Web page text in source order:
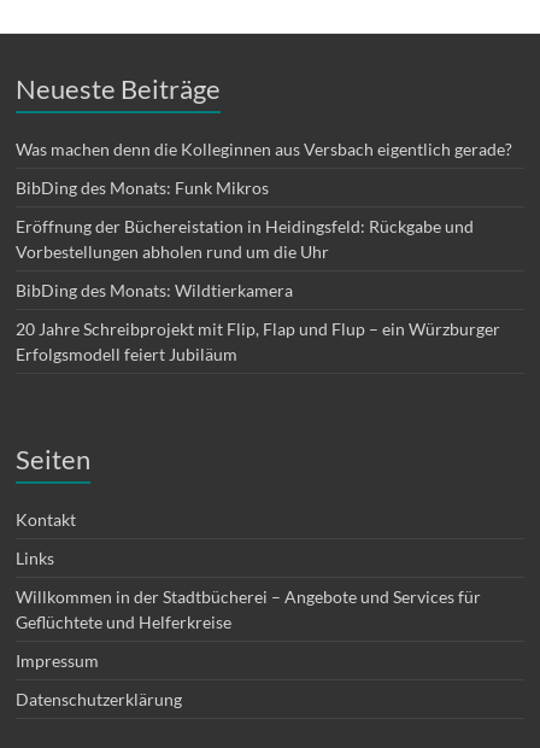
Neueste Beiträge
Was machen denn die Kolleginnen aus Versbach eigentlich gerade?
BibDing des Monats: Funk Mikros
Eröffnung der Büchereistation in Heidingsfeld: Rückgabe und
Vorbestellungen abholen rund um die Uhr
BibDing des Monats: Wildtierkamera
20 Jahre Schreibprojekt mit Flip, Flap und Flup – ein Würzburger
Erfolgsmodell feiert Jubiläum
Seiten
Kontakt
Links
Willkommen in der Stadtbücherei – Angebote und Services für
Geflüchtete und Helferkreise
Impressum
Datenschutzerklärung